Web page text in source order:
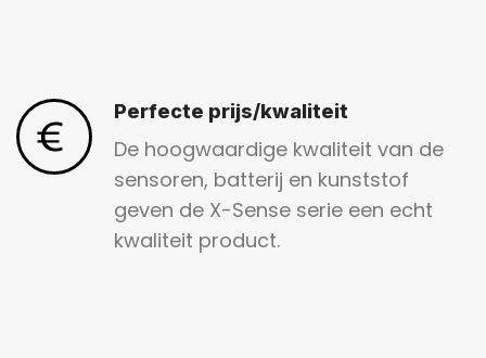
Perfecte prijs/kwaliteit
De hoogwaardige kwaliteit van de
sensoren, batterij en kunststof
geven de X-Sense serie een echt
kwaliteit product.